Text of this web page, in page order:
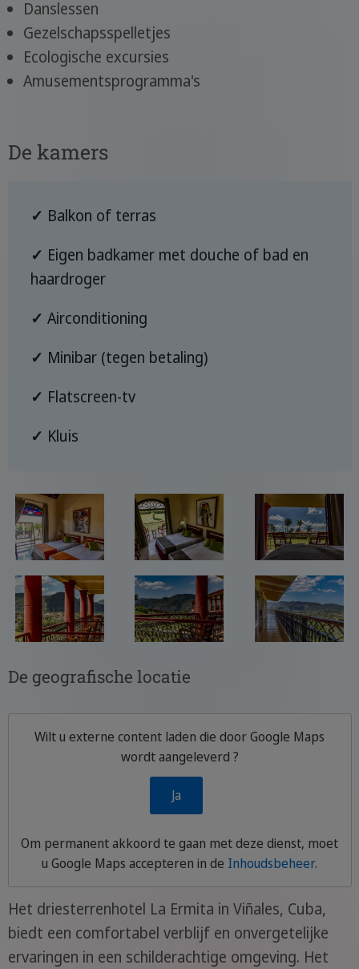
Danslessen
Gezelschapsspelletjes
Ecologische excursies
Amusementsprogramma's
De kamers
✓ Balkon of terras
✓ Eigen badkamer met douche of bad en
haardroger
✓ Airconditioning
✓ Minibar (tegen betaling)
✓ Flatscreen-tv
✓ Kluis
De geografische locatie
Wilt u externe content laden die doorGoogle Maps
wordt aangeleverd ?
Ja
Om permanent akkoord te gaan met deze dienst, moet
u Google Maps accepteren in de Inhoudsbeheer.
Het driesterrenhotel La Ermita in Viñales, Cuba,
biedt een comfortabel verblijf en onvergetelijke
ervaringen in een schilderachtige omgeving. Het